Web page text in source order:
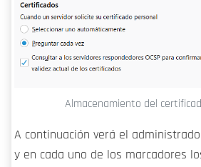
Almacenamiento del
A continuación verá el
y en cada uno de los marcadores